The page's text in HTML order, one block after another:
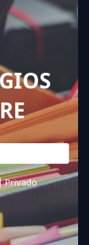
Privado